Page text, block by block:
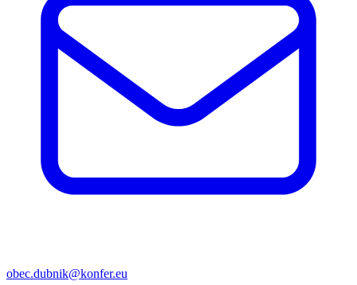
obec.dubnik@konfer.eu